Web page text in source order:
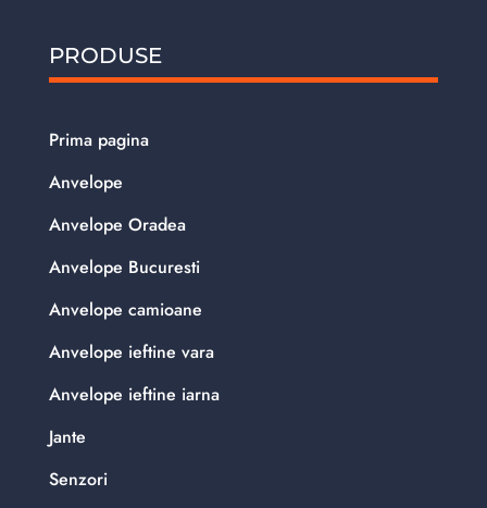
PRODUSE
Prima pagina
Anvelope
Anvelope Oradea
Anvelope Bucuresti
Anvelope camioane
Anvelope ieftine vara
Anvelope ieftine iarna
Jante
Senzori